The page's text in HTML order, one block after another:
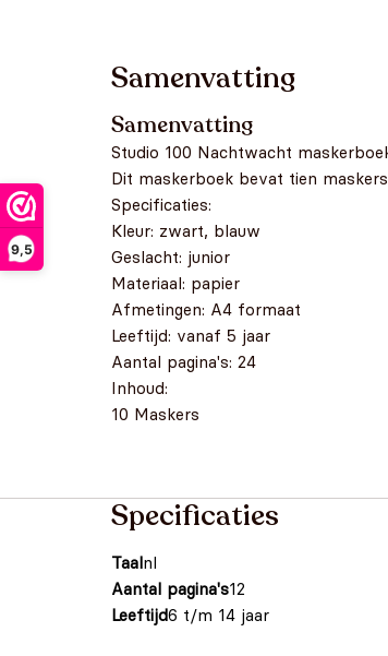
9,5
Samenvatting
Samenvatting
Studio 100 Nachtwacht
Dit maskerboek bevat tien
Specificaties:
Kleur: zwart, blauw
Geslacht: junior
Materiaal: papier
Afmetingen: A4 formaat
Leeftijd: vanaf 5 jaar
Aantal pagina's: 24
Inhoud:
10 Maskers
Specificaties
Taalnl
Aantal pagina's12
Leeftijd6 t/m 14 jaar